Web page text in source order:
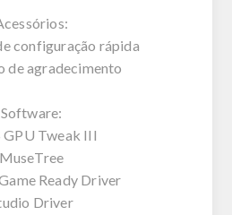
configuração rápida
de agradecimento
Software:
GPU Tweak III
MuseTree
Ready Driver
Driver